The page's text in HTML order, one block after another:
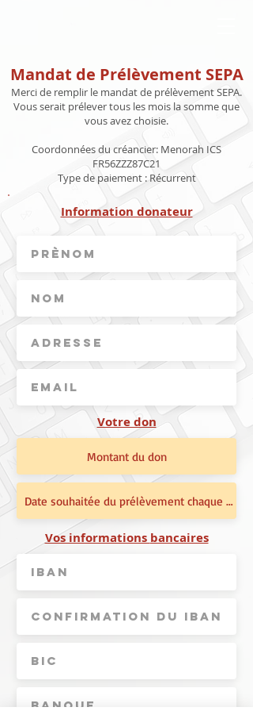
Mandat de Prélèvement SEPA
Merci de remplir le mandat de prélèvement SEPA.
Vous serait prélever tous les mois la somme que
vous avez choisie.
Coordonnées du créancier: Menorah ICS
FR56ZZZ87C21
Type de paiement : Récurrent
Information donateur
Votre don
Vos informations bancaires